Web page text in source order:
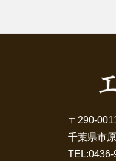
〒290-
千葉県市
TEL:0436-